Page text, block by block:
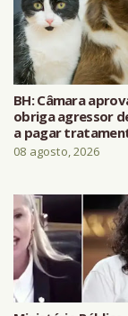
BH: Câmara
obriga agressor
a pagar
08 agosto, 2026